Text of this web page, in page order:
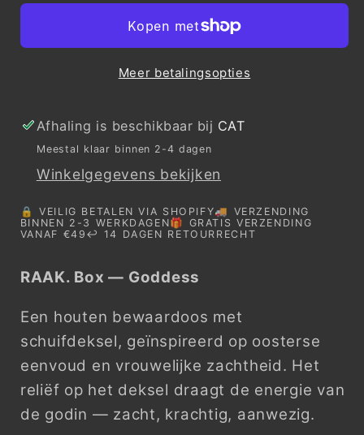
Meer betalingsopties
Afhaling is beschikbaar bij CAT
Meestal klaar binnen 2-4 dagen
Winkelgegevens bekijken
🔒 VEILIG BETALEN VIA SHOPIFY🚚 VERZENDING
BINNEN 2-3 WERKDAGEN🎁 GRATIS VERZENDING
VANAF €49↩️ 14 DAGEN RETOURRECHT
RAAK. Box — Goddess
Een houten bewaardoos met
schuifdeksel, geïnspireerd op oosterse
eenvoud en vrouwelijke zachtheid. Het
reliëf op het deksel draagt de energie van
de godin — zacht, krachtig, aanwezig.